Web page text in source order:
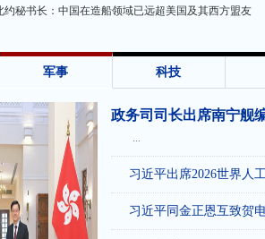
约秘书长：中国在造船领域已远超美国及其西方盟友
军事 科技
政务司司长出席南宁舰
习近平出席2026世界人
习近平同金正恩互致贺